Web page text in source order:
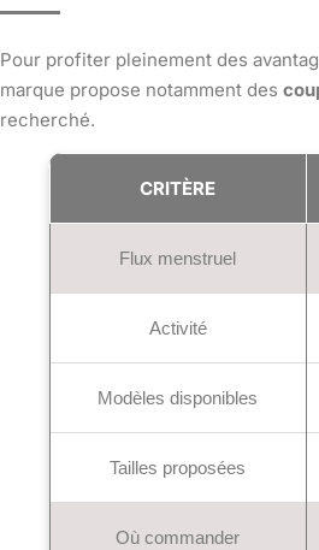
Pour profiter pleinement des
marque propose notamment des
recherché.
CRITÈRE
Flux menstruel
Activité
Modèles disponibles
Tailles proposées
Où commander